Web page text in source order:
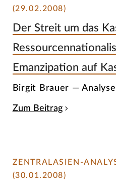
(29.02.2008)
Der Streit um das
Emanzipation auf
Birgit Brauer — Analyse
Zum Beitrag
ZENTRALASIEN-
(30.01.2008)